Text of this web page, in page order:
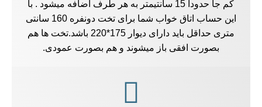
کم جا حدودا 15 سانتیمتر به هر طرف اضافه میشود . با
این حساب اتاق خواب شما برای تخت دونفره 160 سانتی
متری حداقل باید دارای دیوار 175*220 باشد.تخت ها هم
بصورت افقی باز میشوند و هم بصورت عمودی.